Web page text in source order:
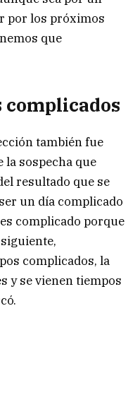
por los próximos
que
complicados
también fue
la sospecha que
resultado que se
un día complicado
complicado porque
complicados, la
y se vienen tiempos